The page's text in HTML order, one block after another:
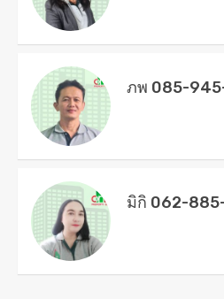
ภพ 085-
มิกิ 062-